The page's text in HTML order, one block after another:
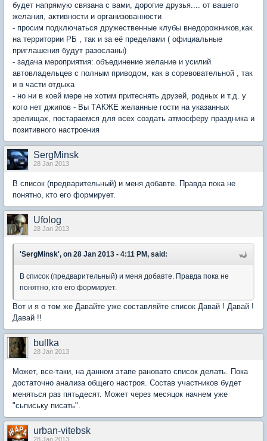
будет напрямую связана с вами, дорогие друзья.... от вашего
желания, активности и организованности
- просим подключаться дружественные клубы внедорожников,как
на территории РБ , так и за её пределами ( официальные
приглашения будут разосланы)
- задача мероприятия: объединение желание и усилий
автовладельцев с полным приводом, как в соревовательной , так
и в части отдыха
- но ни в коей мере не хотим притеснять друзей, родных и т.д. у
кого нет джипов - Вы ТАКЖЕ желанные гости на указанных
зрелищах, постараемся для всех создать атмосферу праздника и
позитивного настроения
SergMinsk
28 Jan 2013
В список (предварительный) и меня добавте. Правда пока не
понятно, кто его формирует.
Ufolog
28 Jan 2013
'SergMinsk', on 28 Jan 2013 - 4:11 PM, said:
В список (предварительный) и меня добавте. Правда пока не
понятно, кто его формирует.
Вот и я о том же Давайте уже составляйте список Давай ! Давай !
Давай !!
bullka
28 Jan 2013
Может, все-таки, на данном этапе рановато список делать. Пока
достаточно анализа общего настроя. Состав участников будет
меняться раз пятьдесят. Может через месяцок начнем уже
"сьпиську писать".
urban-vitebsk
28 Jan 2013